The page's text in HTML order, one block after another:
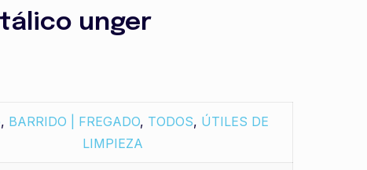
unger
, BARRIDO | FREGADO, TODOS, ÚTILES DE
LIMPIEZA